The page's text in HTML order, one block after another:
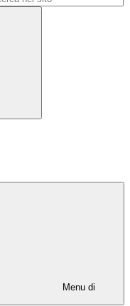
Menu di